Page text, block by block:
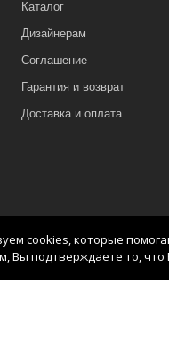
Каталог
Дизайнерам
Соглашение
Гарантия и возврат
Доставка и оплата
cookies, которые
Вы подтверждаете то,